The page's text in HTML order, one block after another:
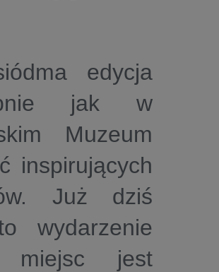
edycja
jak w
Muzeum
inspirujących
Już dziś
wydarzenie
miejsc jest